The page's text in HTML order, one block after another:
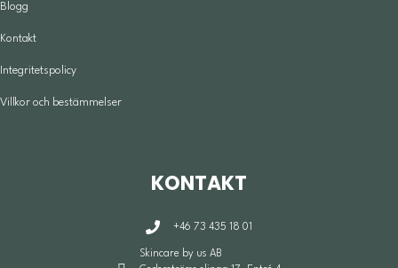
Blogg
Kontakt
Integritetspolicy
Villkor och bestämmelser
KONTAKT
+46 73 435 18 01
Skincare by us AB